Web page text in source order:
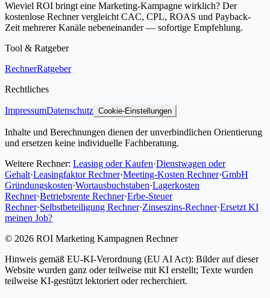
Wieviel ROI bringt eine Marketing-Kampagne wirklich? Der
kostenlose Rechner vergleicht CAC, CPL, ROAS und Payback-
Zeit mehrerer Kanäle nebeneinander — sofortige Empfehlung.
Tool & Ratgeber
RechnerRatgeber
Rechtliches
ImpressumDatenschutz Cookie-Einstellungen
Inhalte und Berechnungen dienen der unverbindlichen Orientierung
und ersetzen keine individuelle Fachberatung.
Weitere Rechner: Leasing oder Kaufen·Dienstwagen oder
Gehalt·Leasingfaktor Rechner·Meeting-Kosten Rechner·GmbH
Gründungskosten·Wortausbuchstaben·Lagerkosten
Rechner·Betriebsrente Rechner·Erbe-Steuer
Rechner·Selbstbeteiligung Rechner·Zinseszins-Rechner·Ersetzt KI
meinen Job?
© 2026 ROI Marketing Kampagnen Rechner
Hinweis gemäß EU-KI-Verordnung (EU AI Act): Bilder auf dieser
Website wurden ganz oder teilweise mit KI erstellt; Texte wurden
teilweise KI-gestützt lektoriert oder recherchiert.